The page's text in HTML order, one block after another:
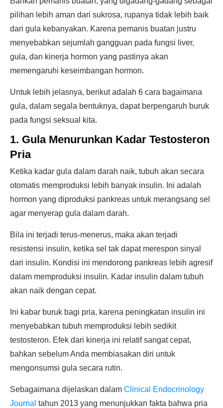
pilihan lebih aman dari sukrosa, rupanya tidak lebih baik
dari gula kebanyakan. Karena pemanis buatan justru
menyebabkan sejumlah gangguan pada fungsi liver,
gula, dan kinerja hormon yang pastinya akan
memengaruhi keseimbangan hormon.
Untuk lebih jelasnya, berikut adalah 6 cara bagaimana
gula, dalam segala bentuknya, dapat berpengaruh buruk
pada fungsi seksual kita.
1. Gula Menurunkan Kadar Testosteron
Pria
Ketika kadar gula dalam darah naik, tubuh akan secara
otomatis memproduksi lebih banyak insulin. Ini adalah
hormon yang diproduksi pankreas untuk merangsang sel
agar menyerap gula dalam darah.
Bila ini terjadi terus-menerus, maka akan terjadi
resistensi insulin, ketika sel tak dapat merespon sinyal
dari insulin. Kondisi ini mendorong pankreas lebih agresif
dalam memproduksi insulin. Kadar insulin dalam tubuh
akan naik dengan cepat.
Ini kabar buruk bagi pria, karena peningkatan insulin ini
menyebabkan tubuh memproduksi lebih sedikit
testosteron. Efek dari kinerja ini relatif sangat cepat,
bahkan sebelum Anda membiasakan diri untuk
mengonsumsi gula secara rutin.
Sebagaimana dijelaskan dalam Clinical Endocrinology
Journal tahun 2013 yang menunjukkan fakta bahwa pria